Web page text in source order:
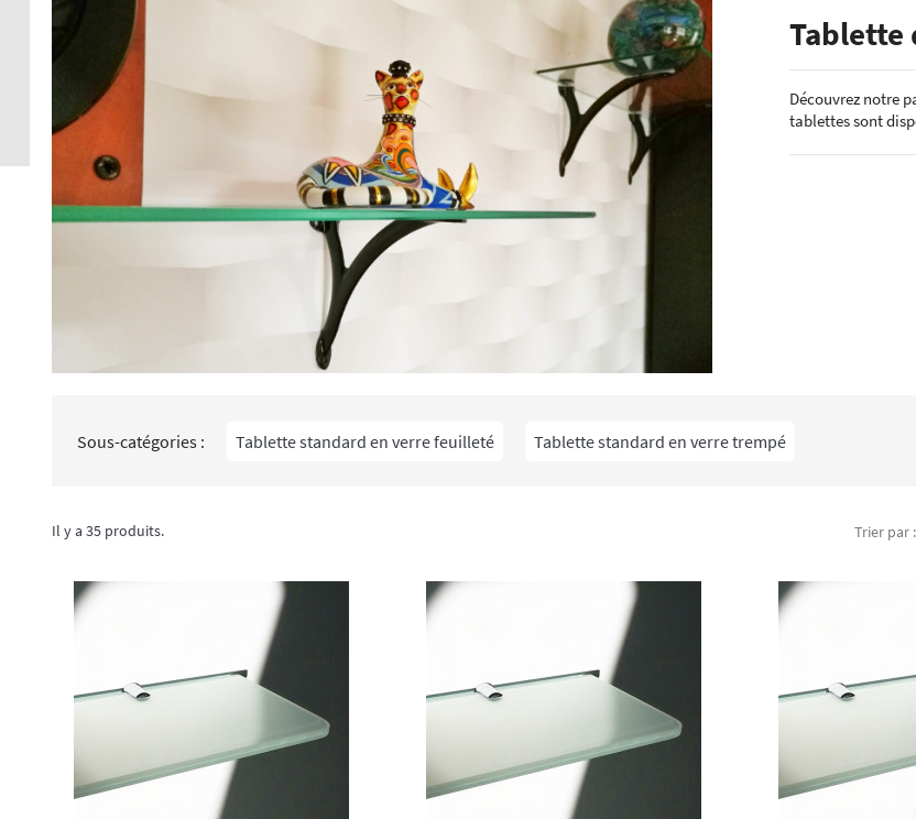
Crédence en verre laqué dimension
Crédence miroir dimension standard
ACCESSOIRES DE POSE POUR
Accessoires pour crédence
ÉCHANTILLONS
Echantillons de verre
Echantillons de verres
Tablette
Découvrez notre
tablettes sont
Sous-catégories : Tablette standard en verre feuilleté Tablette standard en verre trempé
Il y a 35 produits. Trier par :